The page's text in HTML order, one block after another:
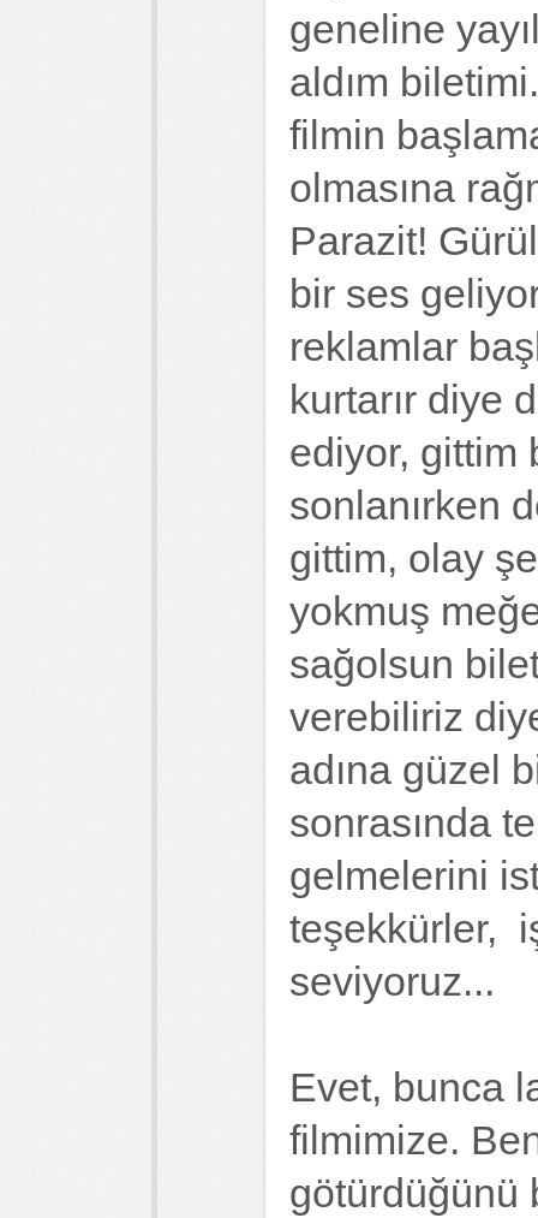
geneline
aldım
filmin
olmasına
Parazit!
bir ses
reklamlar
kurtarır diye
ediyor, gittim
sonlanırken
gittim, olay
yokmuş
sağolsun
verebiliriz
adına güzel
sonrasında
gelmelerini
teşekkürler,
seviyoruz...
Evet, bunca
filmimize.
götürdüğünü